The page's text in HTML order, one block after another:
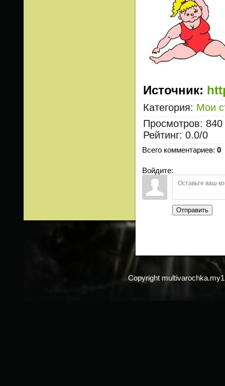
Источник:
Категория: Мои
Просмотров: 840
Рейтинг: 0.0/0
Всего комментариев: 0
Войдите:
Отправить
Copyright